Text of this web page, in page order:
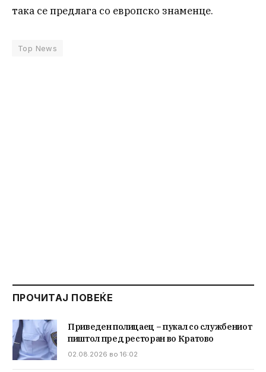
така се предлага со европско знаменце.
Top News
ПРОЧИТАЈ ПОВЕЌЕ
Приведен полицаец – пукал со службениот
пиштол пред ресторан во Кратово
02.08.2026 во 16:02